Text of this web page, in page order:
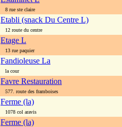
8 rue ste claire
Etabli (snack Du Centre L)
12 route du centre
Etage L
13 rue paquier
Fandioleuse La
la cour
Favre Restauration
577. route des framboises
Ferme (la)
1078 col aravis
Ferme (la)